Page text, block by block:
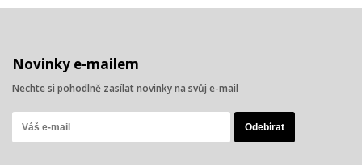
Novinky e-mailem
Nechte si pohodlně zasílat novinky na svůj e-mail